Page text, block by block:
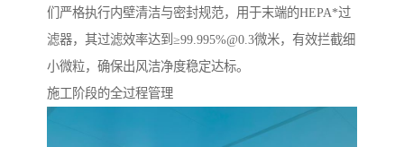
们严格执行内壁清洁与密封规范，用于末端的HEPA*过
滤器，其过滤效率达到≥99.995%@0.3微米，有效拦截细
小微粒，确保出风洁净度稳定达标。
施工阶段的全过程管理